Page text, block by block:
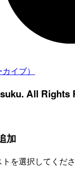
イブ）
All Rights
加
を選択してくださ